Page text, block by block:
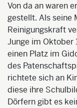
Von da an waren
gestellt. Als seine
Reinigungskraft
Junge im Oktober
einen Platz im
des
richtete sich an
diese ihre
Dörfern gibt es